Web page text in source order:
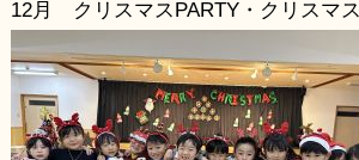
12月 クリスマスPARTY・クリスマ